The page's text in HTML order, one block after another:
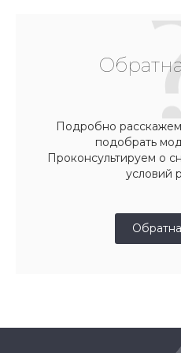
Подробно
подобрать
Проконсультируем о
условий